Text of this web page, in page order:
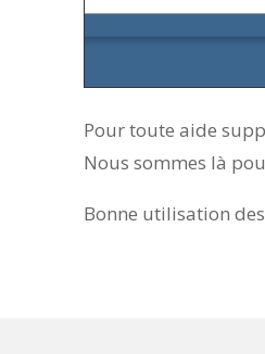
Pour toute aide
Nous sommes là
Bonne utilisation